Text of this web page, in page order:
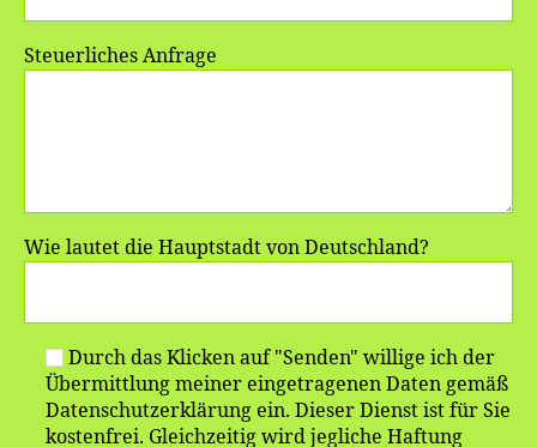
Steuerliches Anfrage
Wie lautet die Hauptstadt von Deutschland?
Durch das Klicken auf "Senden" willige ich der
Übermittlung meiner eingetragenen Daten gemäß
Datenschutzerklärung ein. Dieser Dienst ist für Sie
kostenfrei. Gleichzeitig wird jegliche Haftung